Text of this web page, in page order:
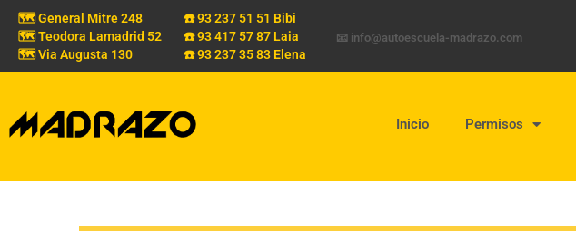
🗺️ General Mitre 248
🗺️ Teodora Lamadrid 52
🗺️ Via Augusta 130
☎️ 93 237 51 51 Bibi
☎️ 93 417 57 87 Laia
☎️ 93 237 35 83 Elena
📧 info@autoescuela-madrazo.com
Inicio Permisos